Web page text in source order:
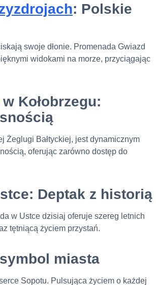
: Polskie
swoje dłonie. Promenada Gwiazd
widokami na morze, przyciągając
w Kołobrzegu:
Żeglugi Bałtyckiej, jest dynamicznym
oferując zarówno dostęp do
Deptak z historią
w Ustce dzisiaj oferuje szereg letnich
tętniącą życiem przystań.
miasta
Sopotu. Pulsująca życiem o każdej